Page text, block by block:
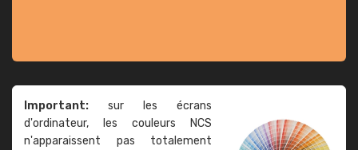
Important: sur les écrans
d'ordinateur, les couleurs NCS
n'apparaissent pas totalement